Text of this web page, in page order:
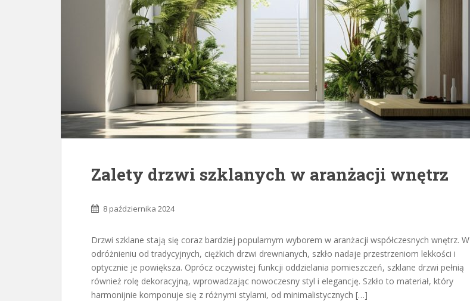
Zalety drzwi szklanych w aranżacji wnętrz
8 października 2024
Drzwi szklane stają się coraz bardziej popularnym wyborem w aranżacji współczesnych wnętrz. W
odróżnieniu od tradycyjnych, ciężkich drzwi drewnianych, szkło nadaje przestrzeniom lekkości i
optycznie je powiększa. Oprócz oczywistej funkcji oddzielania pomieszczeń, szklane drzwi pełnią
również rolę dekoracyjną, wprowadzając nowoczesny styl i elegancję. Szkło to materiał, który
harmonijnie komponuje się z różnymi stylami, od minimalistycznych […]